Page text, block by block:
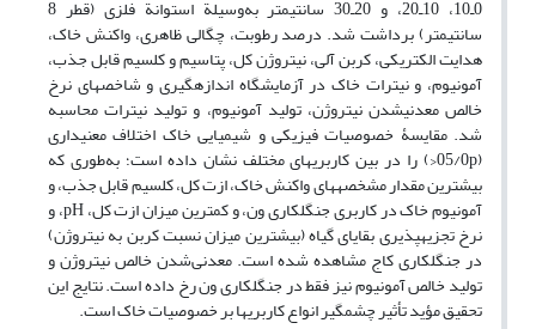
0ـ10، 10ـ20، و 20ـ30 سانتی‏متر به‌وسیلة استوانة فلزی (قطر 8
سانتی‏متر) برداشت شد. درصد رطوبت، چگالی ظاهری، واکنش خاک،
هدایت الکتریکی، کربن آلی، نیتروژن کل، پتاسیم و کلسیم قابل جذب،
آمونیوم، و نیترات خاک در آزمایشگاه اندازه‏گیری و شاخص‏های نرخ
خالص معدنی‏شدن نیتروژن، تولید آمونیوم، و تولید نیترات محاسبه
شد. مقایسۀ خصوصیات فیزیکی و شیمیایی خاک اختلاف معنی‏داری
(05/0p<) را در بین کاربری‏های مختلف نشان داده است؛ به‌طوری‌ که
بیشترین مقدار مشخصه‏های واکنش خاک، ازت کل، کلسیم قابل جذب، و
آمونیوم خاک در کاربری جنگل‏کاری ون، و کمترین میزان ازت کل، pH، و
نرخ تجزیه‏پذیری بقایای گیاه (بیشترین میزان نسبت کربن به نیتروژن)
در جنگل‏کاری کاج مشاهده شده است. معدنی‌شدن خالص نیتروژن و
تولید خالص آمونیوم نیز فقط در جنگل‏کاری ون رخ داده است. نتایج این
تحقیق مؤید تأثیر چشمگیر انواع کاربری‏ها بر خصوصیات خاک است.